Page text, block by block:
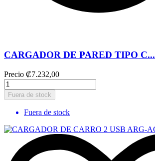
CARGADOR DE PARED TIPO C...
Precio ₡7.232,00
Fuera de stock
Fuera de stock